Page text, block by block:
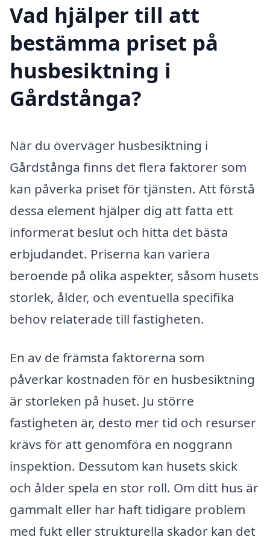
Vad hjälper till att
bestämma priset på
husbesiktning i
Gårdstånga?
När du överväger husbesiktning i
Gårdstånga finns det flera faktorer som
kan påverka priset för tjänsten. Att förstå
dessa element hjälper dig att fatta ett
informerat beslut och hitta det bästa
erbjudandet. Priserna kan variera
beroende på olika aspekter, såsom husets
storlek, ålder, och eventuella specifika
behov relaterade till fastigheten.
En av de främsta faktorerna som
påverkar kostnaden för en husbesiktning
är storleken på huset. Ju större
fastigheten är, desto mer tid och resurser
krävs för att genomföra en noggrann
inspektion. Dessutom kan husets skick
och ålder spela en stor roll. Om ditt hus är
gammalt eller har haft tidigare problem
med fukt eller strukturella skador kan det